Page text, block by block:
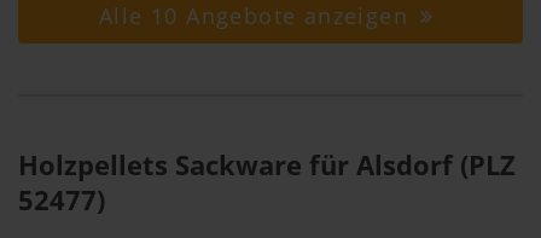
Alle 10 Angebote anzeigen
Holzpellets Sackware für Alsdorf (PLZ
52477)